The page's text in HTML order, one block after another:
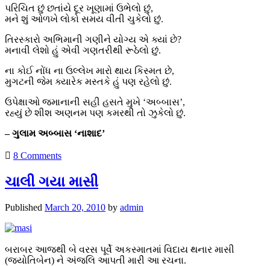
પરિચિત છું છતાંયે દૂર ખૂણામાં ઉભેલો છું,
મને શું ઓળખે લોકો સમય વીતી ચુકેલો છું.
તિરસ્કારો અભિમાની ગણીને યોગ્ય એ ક્યાં છે?
મનાવી લેશો હું એવી ગણતરીથી રૂઠેલો છું.
ના કોઈ નોંધ ના ઉલ્લેખ મારો થાય કિસ્મત છે,
મુગટની જેમ ક્યારેક મસ્તકે હું પણ રહેલો છું.
ઉપેક્ષાઓ જમાનાની સહી હસતે મુખે ‘અબ્બાસ’,
રહ્યું છે શીશ અણનમ પણ કમરથી તો ઝુકેલો છું.
– ગુલામ અબ્બાસ ‘નાશાદ’
8 Comments
ચાલી ગયા માસી
Published March 20, 2010 by admin
બરાબર આજથી બે વરસ પૂર્વે અકસ્માતમાં વિદાય થનાર માસી
(જ્યોતિબેન) ને અંજલિ આપતી મારી આ રચના.